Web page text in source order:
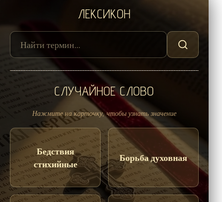
ЛЕКСИКОН
СЛУЧАЙНОЕ СЛОВО
Нажмите на карточку, чтобы узнать значение
Бедствия
стихийные
Борьба духовная